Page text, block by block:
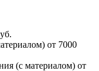
от 7000
(с материалом) от